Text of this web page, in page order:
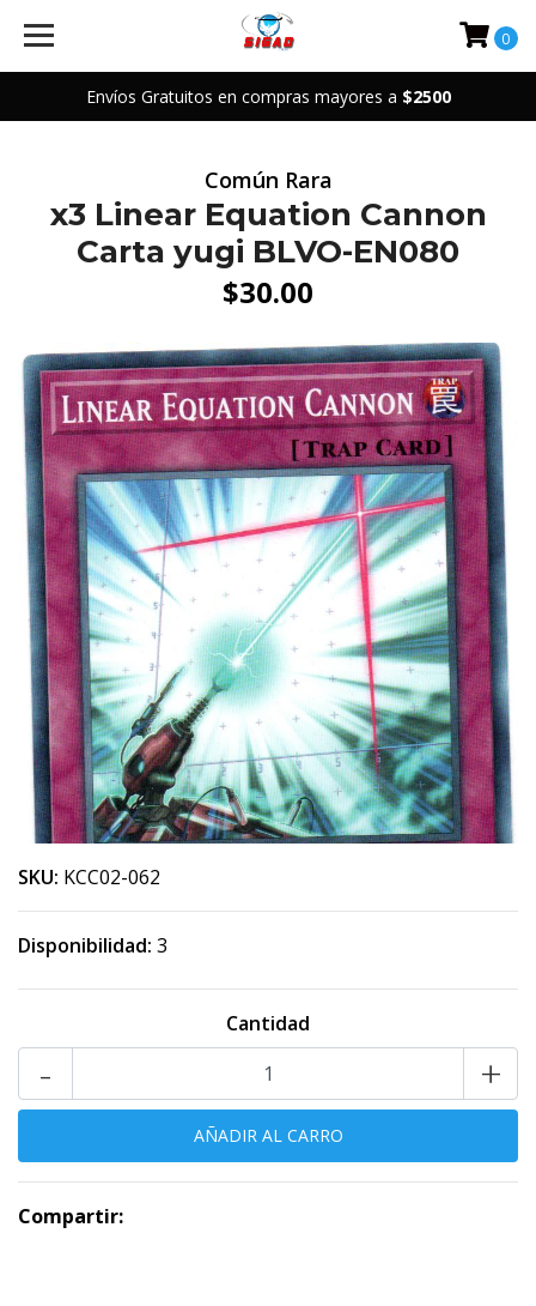
Envíos Gratuitos en compras mayores a $2500
0
Común Rara
x3 Linear Equation Cannon
Carta yugi BLVO-EN080
$30.00
SKU: KCC02-062
Disponibilidad: 3
Cantidad
+
-
Compartir: